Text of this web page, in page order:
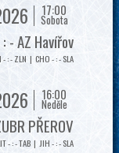
17:00
Sobota
- AZ Havířov
: - ZLN | CHO - : - SLA
16:00
Neděle
PŘEROV
- : - TAB | JIH - : - SLA